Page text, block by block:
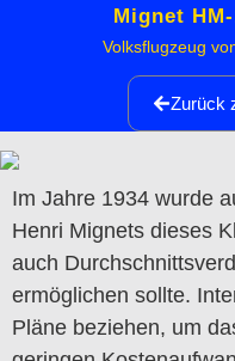
Mignet
Volksflugzeug
Zurück
Im Jahre 1934 wurde
Henri Mignets dieses
auch
ermöglichen sollte.
Pläne beziehen, um